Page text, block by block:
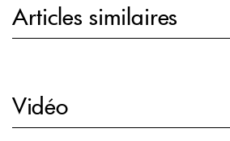
Articles similaires
Vidéo